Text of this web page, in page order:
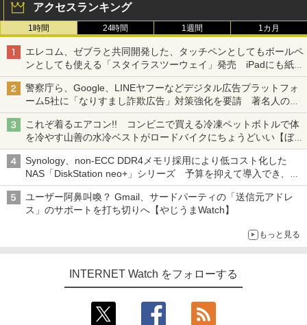
アクセスランキング
1時間 24時間 1週間 1カ月
エレコム、ゼブラと共同開発した、タッチペンとしてもボールペ
ンとしても使える「スタイラスツーウェイ」発売 iPadにも紙に
も、持ち替えずに書き込める
警察庁ら、Google、LINEヤフーなどデジタル広告プラットフォ
ーム5社に「なりすまし詐欺広告」対策強化を要請 著名人の写
真や映像を使った投資詐欺などへの対策として
これぞ着るエアコン!! コンビニで買える冷凍ペットボトルで体
を冷やす山善の水冷ベストがロードバイクにちょうどいい【ぼっ
ち・ざ・ろーど！その14】【空いた時間でなにしてる？】
Synology、non-ECC DDR4メモリ採用により低コスト化した
NAS「DiskStation neo+」シリーズ 予算を抑えて導入でき、
ECCメモリへのアップグレードも可能
ユーザー阿鼻叫喚？ Gmail、サードパーティの「送信元アドレ
ス」のサポートを打ち切りへ【やじうまWatch】
もっと見る
INTERNET Watch をフォローする